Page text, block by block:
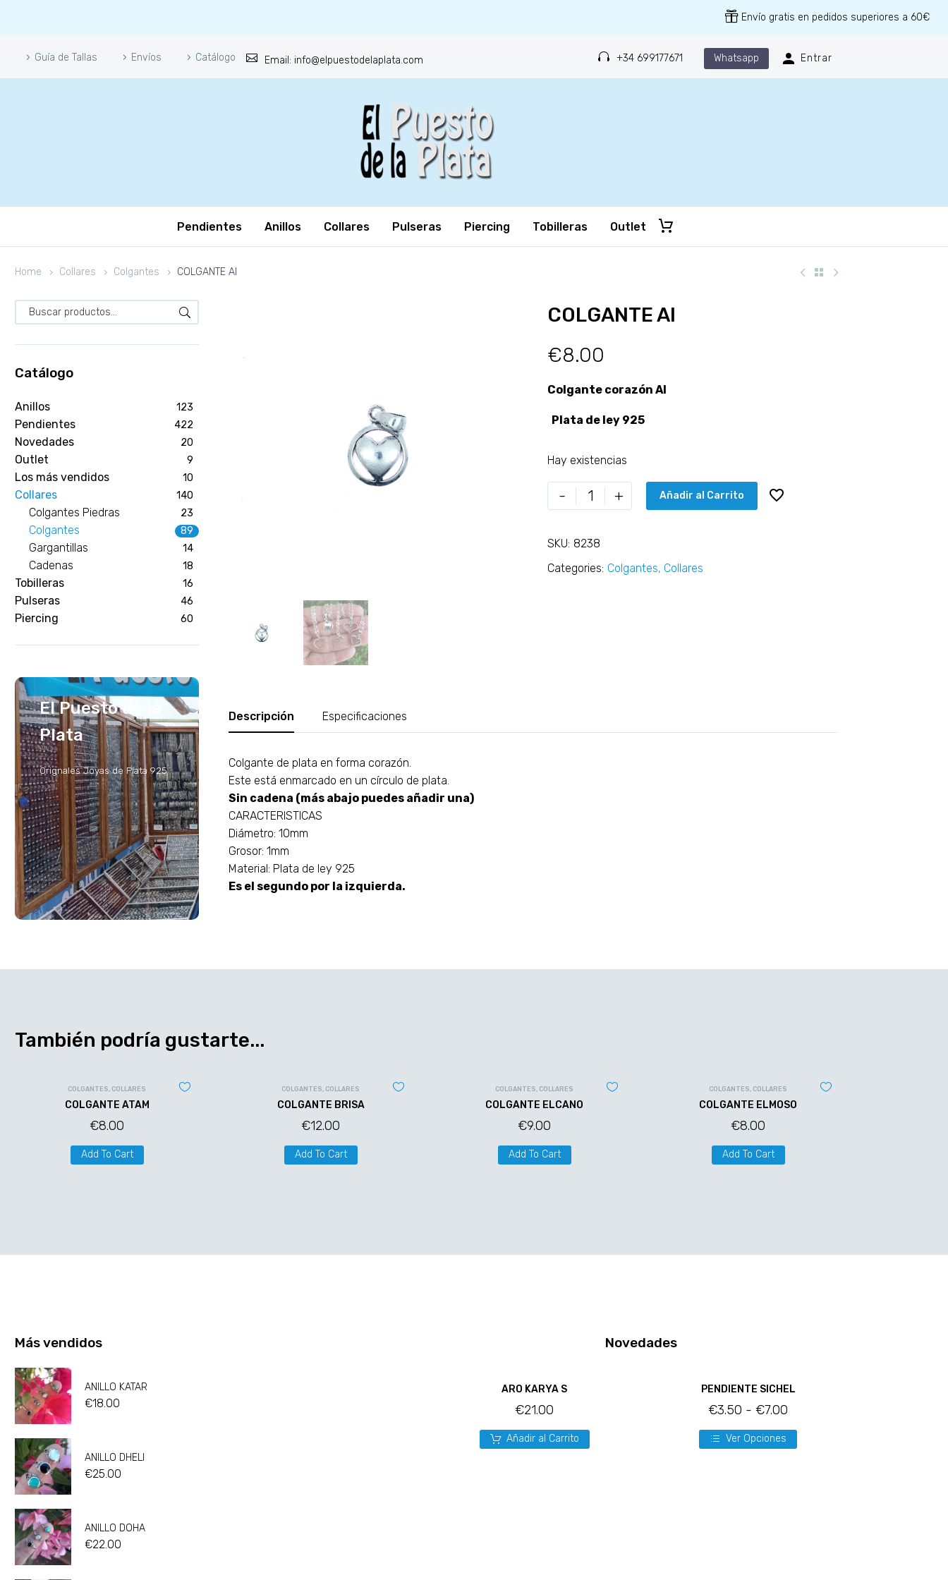
Envío gratis en pedidos superiores a 60€
Guía de Tallas Envíos Catálogo Email: info@elpuestodelaplata.com +34 699177671 Whatsapp Entrar
Pendientes Anillos Collares Pulseras Piercing Tobilleras Outlet
Home Collares Colgantes COLGANTE AI
Catálogo
Anillos 123
Pendientes 422
Novedades 20
Outlet 9
Los más vendidos 10
Collares 140
Colgantes Piedras 23
Colgantes 89
Gargantillas 14
Cadenas 18
Tobilleras 16
Pulseras 46
Piercing 60
El Puesto de la
Plata
Orignales Joyas de Plata 925
COLGANTE AI
€8.00
Colgante corazón AI
Plata de ley 925
Hay existencias
- + Añadir al Carrito
SKU: 8238
Categories: Colgantes, Collares
Descripción Especificaciones
Colgante de plata en forma corazón.
Este está enmarcado en un círculo de plata.
Sin cadena (más abajo puedes añadir una)
CARACTERISTICAS
Diámetro: 10mm
Grosor: 1mm
Material: Plata de ley 925
Es el segundo por la izquierda.
También podría gustarte...
COLGANTES, COLLARES
COLGANTE ATAM
€8.00
Add To Cart
COLGANTES, COLLARES
COLGANTE BRISA
€12.00
Add To Cart
COLGANTES, COLLARES
COLGANTE ELCANO
€9.00
Add To Cart
COLGANTES, COLLARES
COLGANTE ELMOSO
€8.00
Add To Cart
Más vendidos
ANILLO KATAR
€18.00
ANILLO DHELI
€25.00
ANILLO DOHA
€22.00
Novedades
ARO KARYA S
€21.00
Añadir al Carrito
PENDIENTE SICHEL
€3.50 - €7.00
Ver Opciones